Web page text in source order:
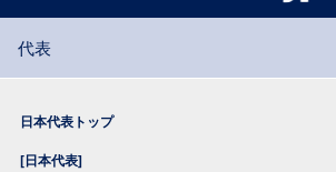
代表
日本代表トップ
[日本代表]